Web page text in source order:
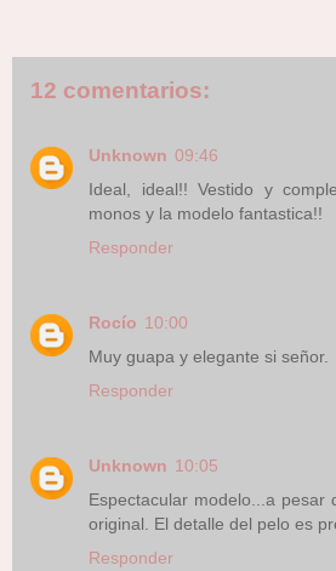
12 comentarios:
Unknown 09:46
Ideal, ideal!! Vestido y
monos y la modelo fantastica!!
Responder
Rocío 10:00
Muy guapa y elegante si señor.
Responder
Unknown 10:05
Espectacular modelo...a pesar
original. El detalle del pelo es
Responder